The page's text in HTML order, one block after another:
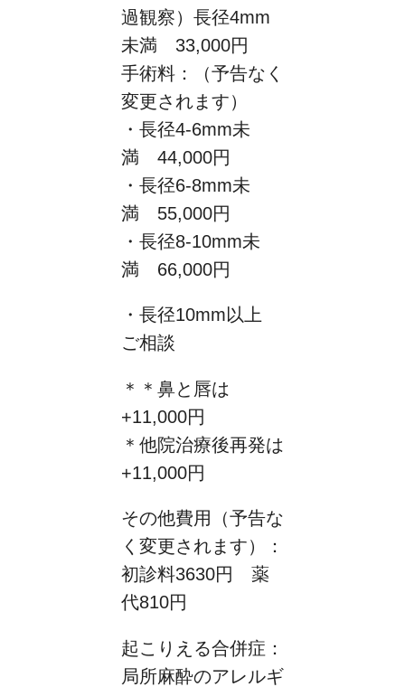
過観察）長径4mm
未満 33,000円
手術料：（予告なく
変更されます）
・長径4-6mm未
満 44,000円
・長径6-8mm未
満 55,000円
・長径8-10mm未
満 66,000円
・長径10mm以上
ご相談
＊＊鼻と唇は
+11,000円
＊他院治療後再発は
+11,000円
その他費用（予告な
く変更されます）：
初診料3630円 薬
代810円
起こりえる合併症：
局所麻酔のアレルギ